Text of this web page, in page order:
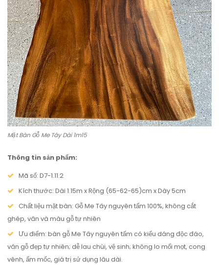
Mặt Bàn Gỗ Me Tây Dài 1m15
Thông tin sản phẩm:
Mã số: D7-1.11.2
Kích thước: Dài 1.15m x Rộng (65-62-65)cm x Dày 5cm
Chất liệu mặt bàn: Gỗ Me Tây nguyên tấm 100%, không cắt
ghép, vân và màu gỗ tự nhiên
Ưu điểm: bàn gỗ Me Tây nguyên tấm có kiểu dáng độc đáo,
vân gỗ đẹp tự nhiên; dễ lau chùi, vệ sinh; không lo mối mọt, cong
vênh, ẩm mốc, giá trị sử dụng lâu dài.